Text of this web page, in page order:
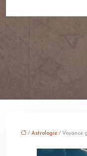
/ Astrologie / Voyance